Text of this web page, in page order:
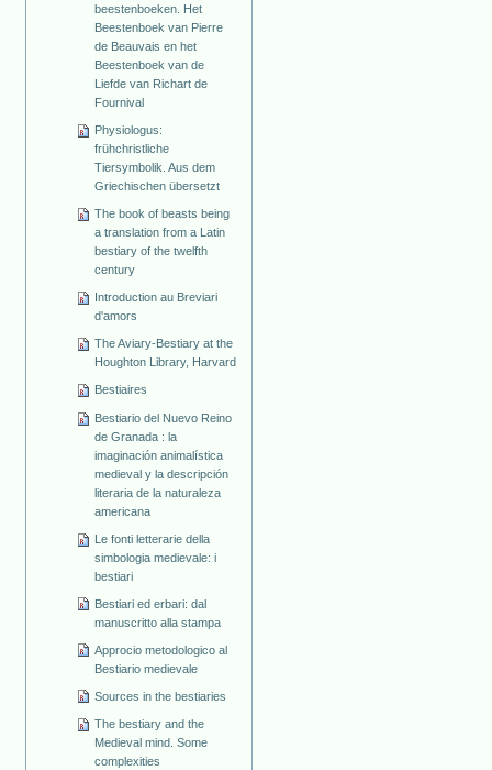
beestenboeken. Het
Beestenboek van Pierre
de Beauvais en het
Beestenboek van de
Liefde van Richart de
Fournival
Physiologus:
frühchristliche
Tiersymbolik. Aus dem
Griechischen übersetzt
The book of beasts being
a translation from a Latin
bestiary of the twelfth
century
Introduction au Breviari
d'amors
The Aviary-Bestiary at the
Houghton Library, Harvard
Bestiaires
Bestiario del Nuevo Reino
de Granada : la
imaginación animalística
medieval y la descripción
literaria de la naturaleza
americana
Le fonti letterarie della
simbologia medievale: i
bestiari
Bestiari ed erbari: dal
manuscritto alla stampa
Approcio metodologico al
Bestiario medievale
Sources in the bestiaries
The bestiary and the
Medieval mind. Some
complexities